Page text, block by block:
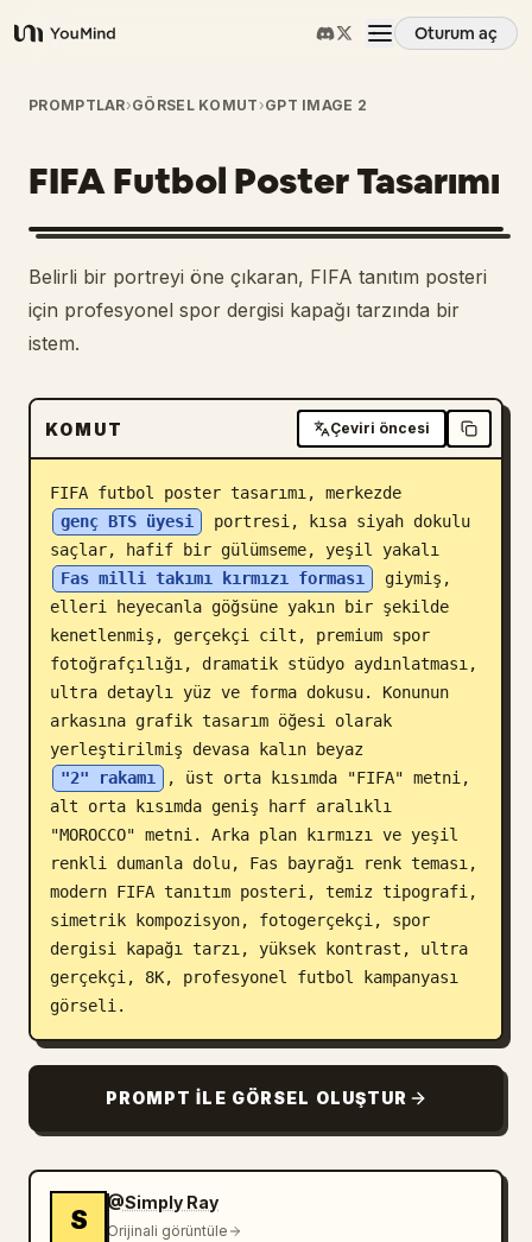
YouMind
Oturum aç
Genel Bakış
Kullanım Senaryoları
İstemler
Fiyatlandırma
İndir
Blog
Güncellemeler
PROMPTLAR›GÖRSEL KOMUT ›GPT IMAGE 2
FIFA Futbol Poster Tasarımı
Belirli bir portreyi öne çıkaran, FIFA tanıtım posteri
için profesyonel spor dergisi kapağı tarzında bir
istem.
KOMUT Çeviri öncesi
FIFA futbol poster tasarımı, merkezde
genç BTS üyesi
portresi, kısa siyah dokulu
saçlar, hafif bir gülümseme, yeşil yakalı
Fas milli takımı kırmızı forması
giymiş,
elleri heyecanla göğsüne yakın bir şekilde
kenetlenmiş, gerçekçi cilt, premium spor
fotoğrafçılığı, dramatik stüdyo aydınlatması,
ultra detaylı yüz ve forma dokusu. Konunun
arkasına grafik tasarım öğesi olarak
yerleştirilmiş devasa kalın beyaz
"2" rakamı
, üst orta kısımda "FIFA" metni,
alt orta kısımda geniş harf aralıklı
"MOROCCO" metni. Arka plan kırmızı ve yeşil
renkli dumanla dolu, Fas bayrağı renk teması,
modern FIFA tanıtım posteri, temiz tipografi,
simetrik kompozisyon, fotogerçekçi, spor
dergisi kapağı tarzı, yüksek kontrast, ultra
gerçekçi, 8K, profesyonel futbol kampanyası
görseli.
PROMPT ILE GÖRSEL OLUŞTUR
S
@Simply Ray
Orijinali görüntüle